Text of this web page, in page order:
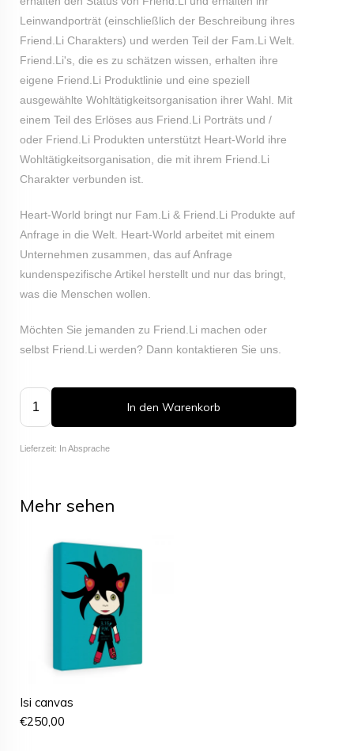
Leinwandporträt (einschließlich der Beschreibung ihres
Friend.Li Charakters) und werden Teil der Fam.Li Welt.
Friend.Li's, die es zu schätzen wissen, erhalten ihre
eigene Friend.Li Produktlinie und eine speziell
ausgewählte Wohltätigkeitsorganisation ihrer Wahl. Mit
einem Teil des Erlöses aus Friend.Li Porträts und /
oder Friend.Li Produkten unterstützt Heart-World ihre
Wohltätigkeitsorganisation, die mit ihrem Friend.Li
Charakter verbunden ist.
Heart-World bringt nur Fam.Li & Friend.Li Produkte auf
Anfrage in die Welt. Heart-World arbeitet mit einem
Unternehmen zusammen, das auf Anfrage
kundenspezifische Artikel herstellt und nur das bringt,
was die Menschen wollen.
Möchten Sie jemanden zu Friend.Li machen oder
selbst Friend.Li werden? Dann kontaktieren Sie uns.
In den Warenkorb
Lieferzeit: In Absprache
Mehr sehen
Isi canvas
€250,00